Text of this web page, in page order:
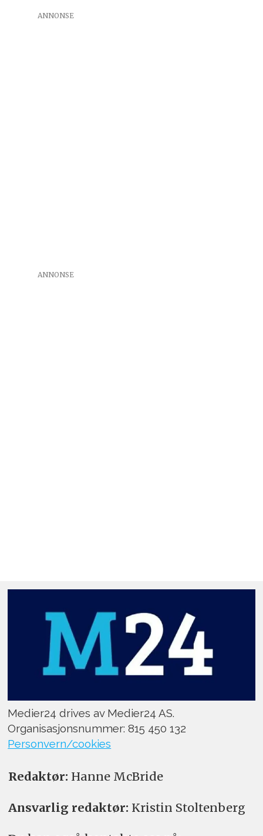
ANNONSE
ANNONSE
Medier24 drives av Medier24 AS.
Organisasjonsnummer: 815 450 132
Personvern/cookies
Redaktør: Hanne McBride
Ansvarlig redaktør: Kristin Stoltenberg